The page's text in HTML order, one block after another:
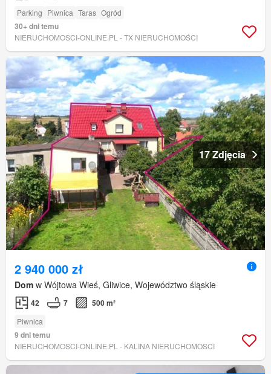
Parking Piwnica Taras Ogród
30+ dni temu
NIERUCHOMOSCI-ONLINE.PL - TX NIERUCHOMOŚCI
17 Zdjęcia
2 940 000 zł
Dom w Wójtowa Wieś, Gliwice, Województwo śląskie
42 7 500 m²
Piwnica
9 dni temu
NIERUCHOMOSCI-ONLINE.PL - KALINA NIERUCHOMOSCI